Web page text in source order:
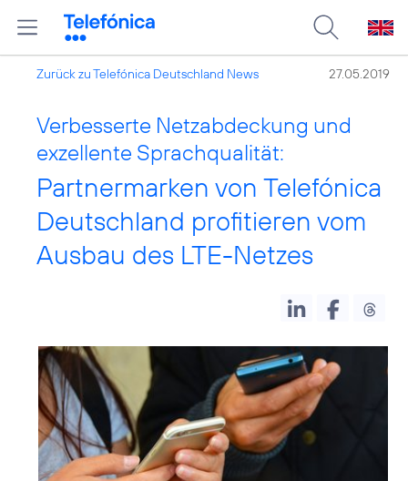
Zurück zu Telefónica Deutschland News 27.05.2019
Verbesserte Netzabdeckung und
exzellente Sprachqualität:
Partnermarken von Telefónica
Deutschland profitieren vom
Ausbau des LTE-Netzes